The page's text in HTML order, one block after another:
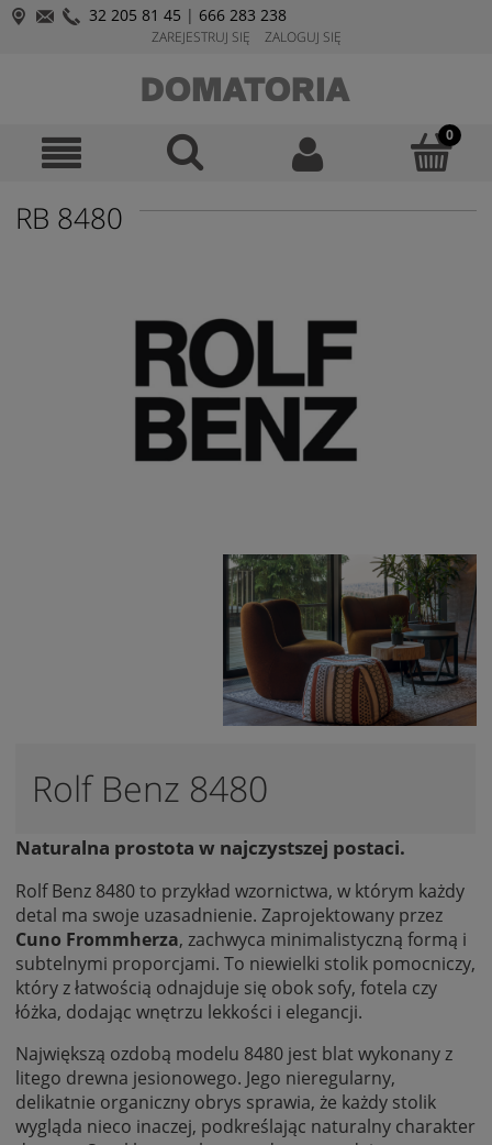
32 205 81 45 | 666 283 238
ZAREJESTRUJ SIĘ ZALOGUJ SIĘ
RB 8480
Rolf Benz 8480
Naturalna prostota w najczystszej postaci.
Rolf Benz 8480 to przykład wzornictwa, w którym każdy
detal ma swoje uzasadnienie. Zaprojektowany przez
Cuno Frommherza, zachwyca minimalistyczną formą i
subtelnymi proporcjami. To niewielki stolik pomocniczy,
który z łatwością odnajduje się obok sofy, fotela czy
łóżka, dodając wnętrzu lekkości i elegancji.
Największą ozdobą modelu 8480 jest blat wykonany z
litego drewna jesionowego. Jego nieregularny,
delikatnie organiczny obrys sprawia, że każdy stolik
wygląda nieco inaczej, podkreślając naturalny charakter